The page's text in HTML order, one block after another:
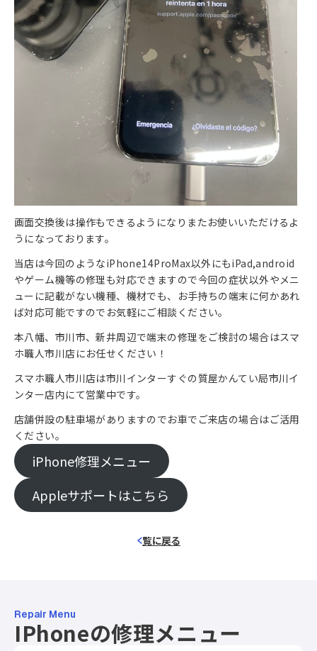
画面交換後は操作もできるようになりまたお使いいただけるよ
うになっております。
当店は今回のようなiPhone14ProMax以外にもiPad,android
やゲーム機等の修理も対応できますので今回の症状以外やメニ
ューに記載がない機種、機材でも、お手持ちの端末に何かあれ
ば対応可能ですのでお気軽にご相談ください。
本八幡、市川市、新井周辺で端末の修理をご検討の場合はスマ
ホ職人市川店にお任せください！
スマホ職人市川店は市川インターすぐの質屋かんてい局市川イ
ンター店内にて営業中です。
店舗併設の駐車場がありますのでお車でご来店の場合はご活用
ください。
iPhone修理メニュー
Appleサポートはこちら
覧に戻る
Repair Menu
IPhoneの修理メニュー